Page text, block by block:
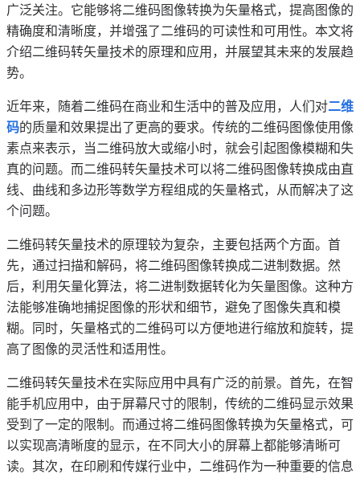
广泛关注。它能够将二维码图像转换为矢量格式，提高图像的
精确度和清晰度，并增强了二维码的可读性和可用性。本文将
介绍二维码转矢量技术的原理和应用，并展望其未来的发展趋
势。
近年来，随着二维码在商业和生活中的普及应用，人们对二维
码的质量和效果提出了更高的要求。传统的二维码图像使用像
素点来表示，当二维码放大或缩小时，就会引起图像模糊和失
真的问题。而二维码转矢量技术可以将二维码图像转换成由直
线、曲线和多边形等数学方程组成的矢量格式，从而解决了这
个问题。
二维码转矢量技术的原理较为复杂，主要包括两个方面。首
先，通过扫描和解码，将二维码图像转换成二进制数据。然
后，利用矢量化算法，将二进制数据转化为矢量图像。这种方
法能够准确地捕捉图像的形状和细节，避免了图像失真和模
糊。同时，矢量格式的二维码可以方便地进行缩放和旋转，提
高了图像的灵活性和适用性。
二维码转矢量技术在实际应用中具有广泛的前景。首先，在智
能手机应用中，由于屏幕尺寸的限制，传统的二维码显示效果
受到了一定的限制。而通过将二维码图像转换为矢量格式，可
以实现高清晰度的显示，在不同大小的屏幕上都能够清晰可
读。其次，在印刷和传媒行业中，二维码作为一种重要的信息